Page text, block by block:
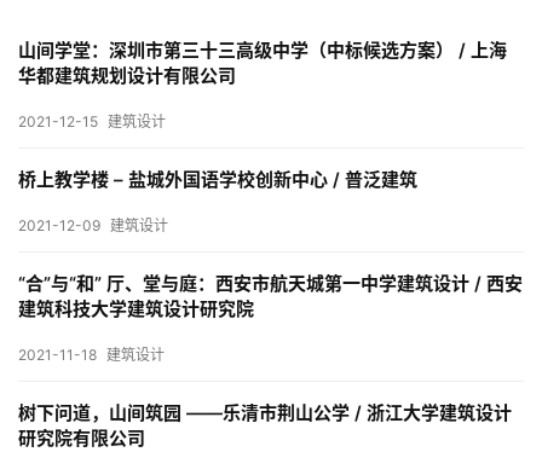
筑
计
室
内
计
山间学堂：深圳市第三十三高级中学（中标候选方案） / 上海
华都建筑规划设计有限公司
2021-12-15 建筑设计
桥上教学楼 – 盐城外国语学校创新中心 / 普泛建筑
2021-12-09 建筑设计
“合”与“和” 厅、堂与庭：西安市航天城第一中学建筑设计 / 西安
建筑科技大学建筑设计研究院
2021-11-18 建筑设计
树下问道，山间筑园 ——乐清市荆山公学 / 浙江大学建筑设计
研究院有限公司